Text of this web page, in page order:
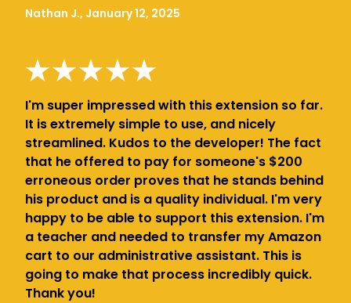
Nathan J., January 12, 2025
I'm super impressed with this extension so far.
It is extremely simple to use, and nicely
streamlined. Kudos to the developer! The fact
that he offered to pay for someone's $200
erroneous order proves that he stands behind
his product and is a quality individual. I'm very
happy to be able to support this extension. I'm
a teacher and needed to transfer my Amazon
cart to our administrative assistant. This is
going to make that process incredibly quick.
Thank you!